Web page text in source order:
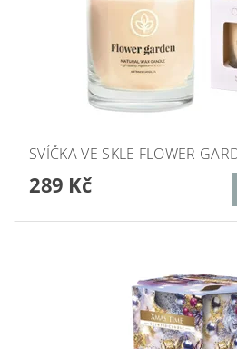
SVÍČKA VE SKLE FLOWER
289 Kč